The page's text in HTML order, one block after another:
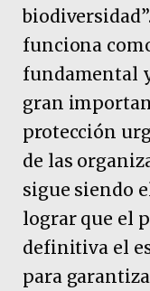
funciona
fundamental
gran
protección
de las
sigue siendo
lograr que el
definitiva el
para